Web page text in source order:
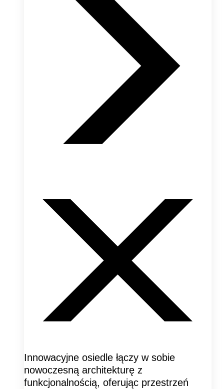
Innowacyjne osiedle łączy w sobie
nowoczesną architekturę z
funkcjonalnością, oferując przestrzeń